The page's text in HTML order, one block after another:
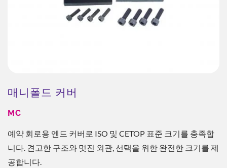
매니폴드 커버
MC
예약 회로용 엔드 커버로 ISO 및 CETOP 표준 크기를 충족합
니다. 견고한 구조와 멋진 외관, 선택을 위한 완전한 크기를 제
공합니다.